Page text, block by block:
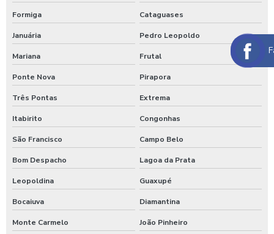
Maquina para lavar onibus
Máquina de lavar ônibus
Máquina de lavar ônibus preço
Maquinas para higienização automotiva
Maquinas para higienização interna de veiculos
Melhores produtos para higienização de carros
Moedeiro para calibrador
Moedeiro para calibrador de pneus
Formiga Cataguases
Januária Pedro Leopoldo
Mariana Frutal
Ponte Nova Pirapora
Três Pontas Extrema
Itabirito Congonhas
São Francisco Campo Belo
Bom Despacho Lagoa da Prata
Leopoldina Guaxupé
Bocaiuva Diamantina
Monte Carmelo João Pinheiro